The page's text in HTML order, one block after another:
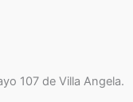
107 de Villa Angela.